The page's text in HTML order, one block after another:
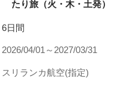
たり旅（火・木・土発）
6日間
2026/04/01～2027/03/31
スリランカ航空(指定)